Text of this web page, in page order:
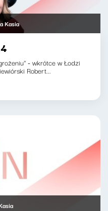
Kasia
- wkrótce w Łodzi
Robert...